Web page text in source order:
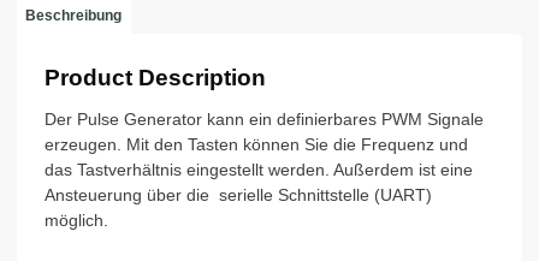
Beschreibung
Product Description
Der Pulse Generator kann ein definierbares PWM Signale
erzeugen. Mit den Tasten können Sie die Frequenz und
das Tastverhältnis eingestellt werden. Außerdem ist eine
Ansteuerung über die serielle Schnittstelle (UART)
möglich.